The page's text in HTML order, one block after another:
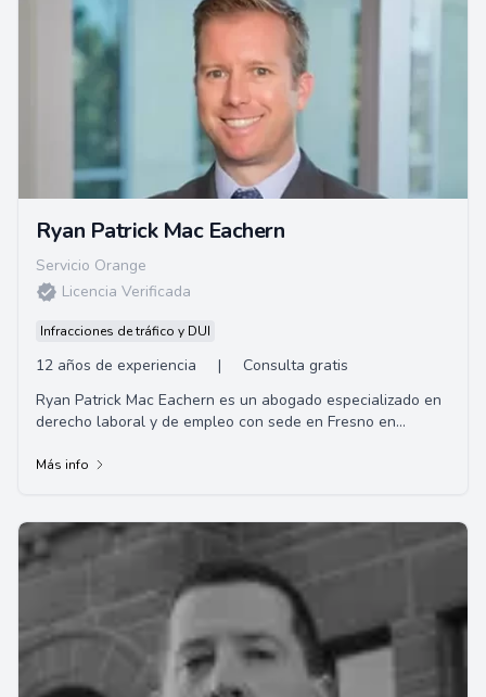
Ryan Patrick Mac Eachern
Servicio Orange
Licencia Verificada
Infracciones de tráfico y DUI
12 años de experiencia |
Consulta gratis
Ryan Patrick Mac Eachern es un abogado especializado en
derecho laboral y de empleo con sede en Fresno en
Más info